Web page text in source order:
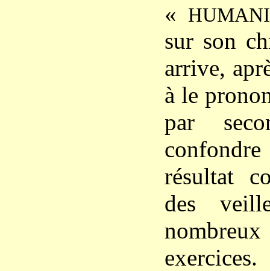
«
sur son
arrive,
à le
par
résultat
des
exercices.